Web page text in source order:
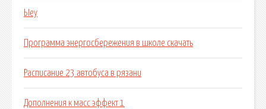
Ыеу
Программа энергосбережения в школе скачать
Расписание 23 автобуса в рязани
Дополнения к масс эффект 1